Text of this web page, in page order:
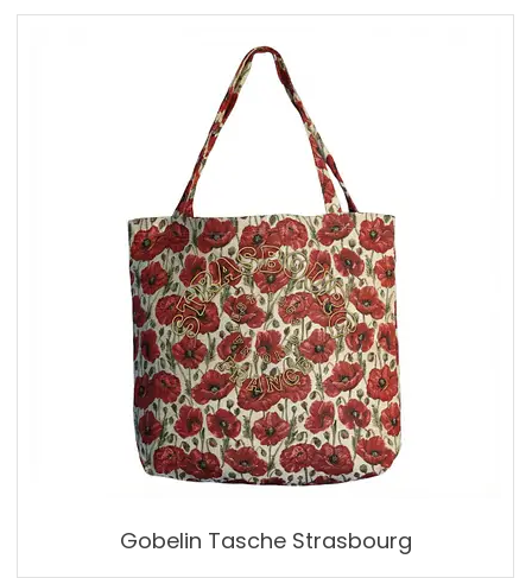
Gobelin Tasche Strasbourg